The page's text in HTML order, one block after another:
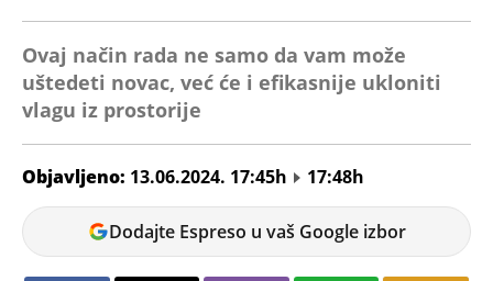
Ovaj način rada ne samo da vam može
uštedeti novac, već će i efikasnije ukloniti
vlagu iz prostorije
Objavljeno: 13.06.2024. 17:45h
17:48h
Ilinka
Orović
Dodajte Espreso u vaš Google izbor